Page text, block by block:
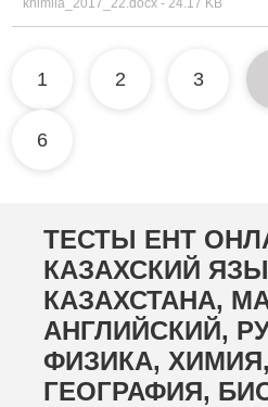
khimiia_2017_22.docx - 24.17 KB
1 2 3
6
ТЕСТЫ ЕНТ
КАЗАХСКИЙ
КАЗАХСТАНА,
АНГЛИЙСКИЙ,
ФИЗИКА, ХИМИЯ,
ГЕОГРАФИЯ,